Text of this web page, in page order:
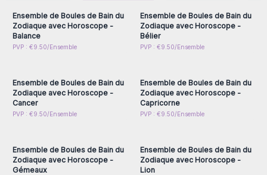
Ensemble de Boules de Bain du
Zodiaque avec Horoscope -
Balance
PVP : €9.50/Ensemble
Ensemble de Boules de Bain du
Zodiaque avec Horoscope -
Bélier
PVP : €9.50/Ensemble
Connectez-vous ou
Ensemble de Boules de Bain du
Zodiaque avec Horoscope -
Cancer
PVP : €9.50/Ensemble
Connectez-vous ou
Ensemble de Boules de Bain du
Zodiaque avec Horoscope -
Capricorne
PVP : €9.50/Ensemble
Connectez-vous ou
Ensemble de Boules de Bain du
Zodiaque avec Horoscope -
Gémeaux
Connectez-vous ou
Ensemble de Boules de Bain du
Zodiaque avec Horoscope -
Lion